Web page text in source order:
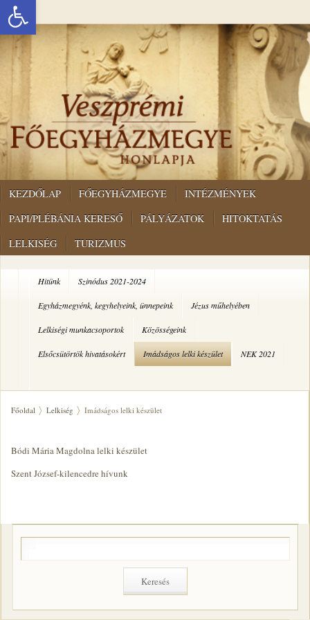
KEZDŐLAP FŐEGYHÁZMEGYE
INTÉZMÉNYEK
PAPI/PLÉBÁNIA KERESŐ
PÁLYÁZATOK
HITOKTATÁS
LELKISÉG
TURIZMUS
Hitünk Szinódus 2021-2024
Egyházmegyénk, kegyhelyeink, ünnepeink Jézus műhelyében
Lelkiségi munkacsoportok Közösségeink
Elsőcsütörtök hivatásokért Imádságos lelki készület NEK 2021
Főoldal Lelkiség Imádságos lelki készület
Bódi Mária Magdolna lelki készület
Szent József-kilencedre hívunk